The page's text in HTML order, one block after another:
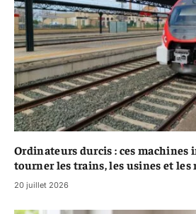
Ordinateurs durcis : ces
tourner les trains, les usines et les
20 juillet 2026